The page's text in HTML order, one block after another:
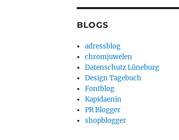
BLOGS
adressblog
chromjuwelen
Datenschutz Lüneburg
Design Tagebuch
Fontblog
Kapidaenin
PR Blogger
shopblogger